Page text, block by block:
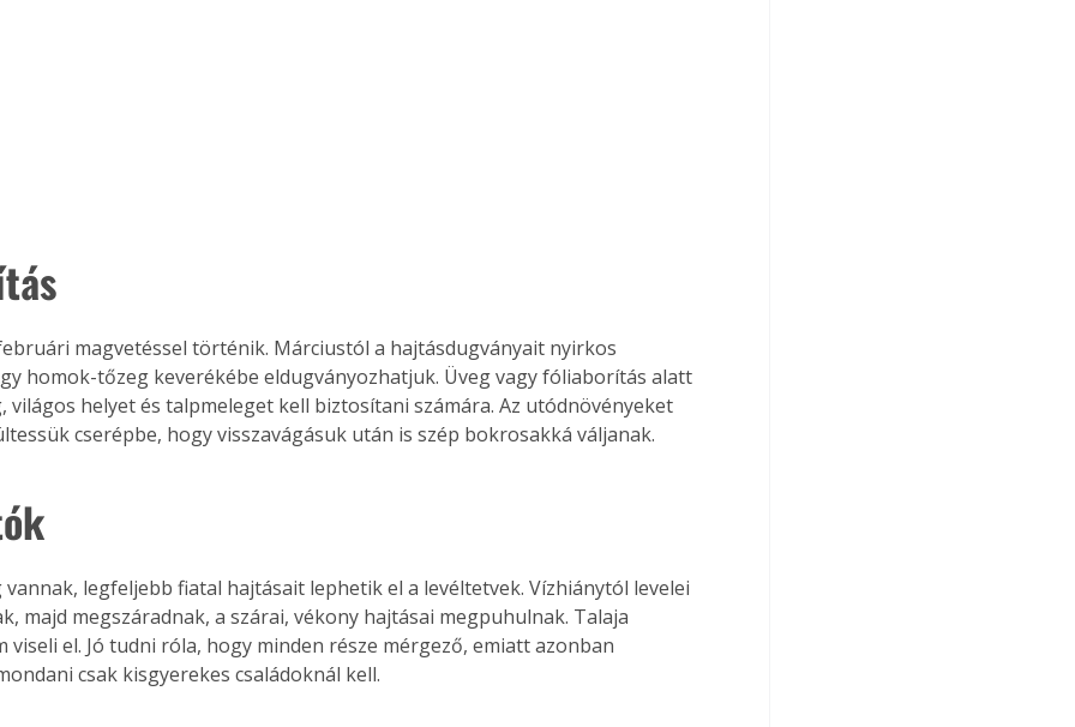
új,
egyedi
vagy
élve
az
magvetéssel történik. Márciustól a hajtásdugványait nyirkos
homok-tőzeg keverékébe eldugványozhatjuk. Üveg vagy fóliaborítás alatt
világos helyet és talpmeleget kell biztosítani számára. Az utódnövényeket
cserépbe, hogy visszavágásuk után is szép bokrosakká váljanak.
legfeljebb fiatal hajtásait lephetik el a levéltetvek. Vízhiánytól levelei
majd megszáradnak, a szárai, vékony hajtásai megpuhulnak. Talaja
viseli el. Jó tudni róla, hogy minden része mérgező, emiatt azonban
csak kisgyerekes családoknál kell.